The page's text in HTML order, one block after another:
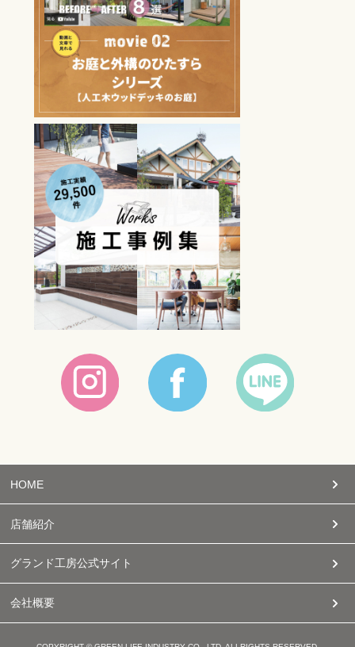
HOME
店舗紹介
グランド工房公式サイト
会社概要